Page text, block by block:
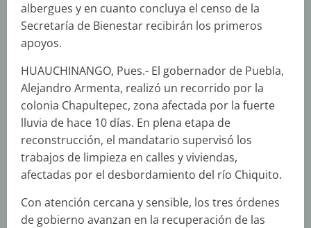
albergues y en cuanto concluya el censo de la
Secretaría de Bienestar recibirán los primeros
apoyos.
HUAUCHINANGO, Pues.- El gobernador de Puebla,
Alejandro Armenta, realizó un recorrido por la
colonia Chapultepec, zona afectada por la fuerte
lluvia de hace 10 días. En plena etapa de
reconstrucción, el mandatario supervisó los
trabajos de limpieza en calles y viviendas,
afectadas por el desbordamiento del río Chiquito.
Con atención cercana y sensible, los tres órdenes
de gobierno avanzan en la recuperación de las